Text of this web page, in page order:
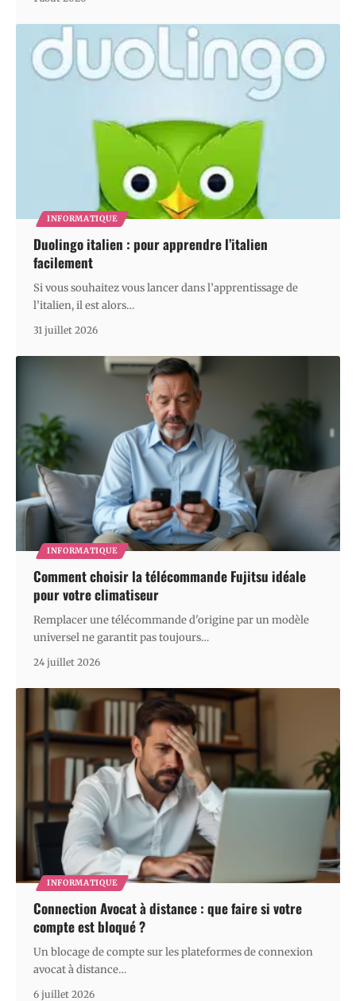
INFORMATIQUE
Duolingo italien : pour apprendre l’italien
facilement
Si vous souhaitez vous lancer dans l’apprentissage de
l’italien, il est alors…
31 juillet 2026
INFORMATIQUE
Comment choisir la télécommande Fujitsu idéale
pour votre climatiseur
Remplacer une télécommande d'origine par un modèle
universel ne garantit pas toujours…
24 juillet 2026
INFORMATIQUE
Connection Avocat à distance : que faire si votre
compte est bloqué ?
Un blocage de compte sur les plateformes de connexion
avocat à distance…
6 juillet 2026